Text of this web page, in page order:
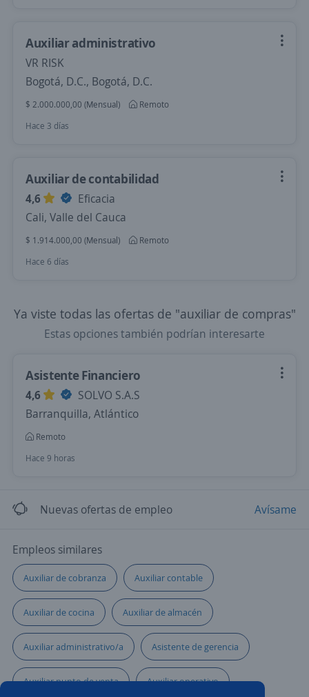
Auxiliar administrativo
VR RISK
Bogotá, D.C., Bogotá, D.C.
$ 2.000.000,00 (Mensual)
Remoto
Hace 3 días
Auxiliar de contabilidad
4,6
Eficacia
Cali, Valle del Cauca
$ 1.914.000,00 (Mensual)
Remoto
Hace 6 días
Ya viste todas las ofertas de "auxiliar de compras"
Estas opciones también podrían interesarte
Asistente Financiero
4,6
SOLVO S.A.S
Barranquilla, Atlántico
Remoto
Hace 9 horas
Nuevas ofertas de empleo Avísame
Empleos similares
Auxiliar de cobranza Auxiliar contable
Auxiliar de cocina Auxiliar de almacén
Auxiliar administrativo/a Asistente de gerencia
Auxiliar punto de venta Auxiliar operativo